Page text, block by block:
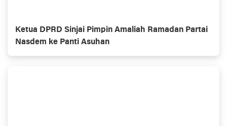
Ketua DPRD Sinjai Pimpin Amaliah Ramadan Partai
Nasdem ke Panti Asuhan